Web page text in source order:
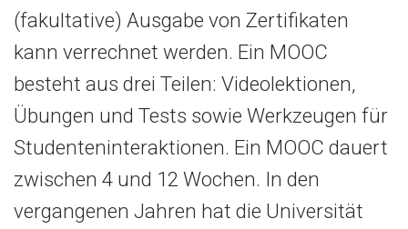
(fakultative) Ausgabe von Zertifikaten
kann verrechnet werden. Ein MOOC
besteht aus drei Teilen: Videolektionen,
Übungen und Tests sowie Werkzeugen für
Studenteninteraktionen. Ein MOOC dauert
zwischen 4 und 12 Wochen. In den
vergangenen Jahren hat die Universität